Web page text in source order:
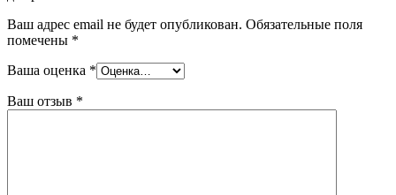
Ваш адрес email не будет опубликован. Обязательные поля
помечены *
Ваша оценка *
Ваш отзыв *